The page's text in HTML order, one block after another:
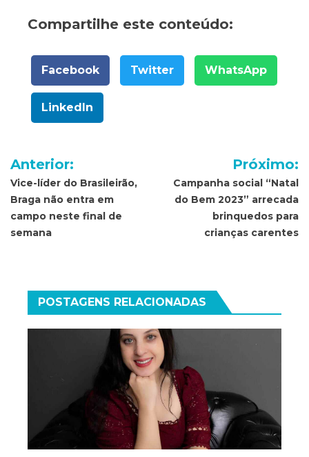
Compartilhe este conteúdo:
Facebook Twitter WhatsApp
LinkedIn
Navegação
de
Post
Anterior:
Vice-líder do Brasileirão,
Braga não entra em
campo neste final de
semana
Próximo:
Campanha social “Natal
do Bem 2023” arrecada
brinquedos para
crianças carentes
POSTAGENS RELACIONADAS